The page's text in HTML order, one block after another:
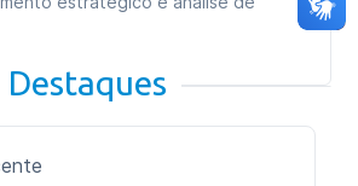
Destaques